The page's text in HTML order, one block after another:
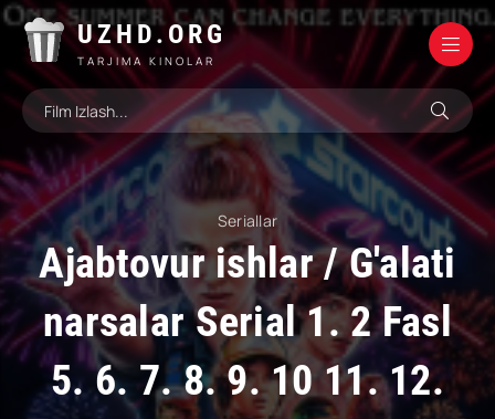
UZHD.ORG
TARJIMA KINOLAR
Seriallar
Ajabtovur ishlar / G'alati
narsalar Serial 1. 2 Fasl
5. 6. 7. 8. 9. 10 11. 12.